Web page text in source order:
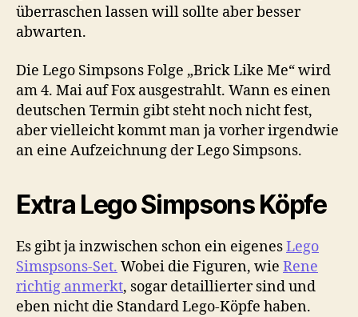
überraschen lassen will sollte aber besser
abwarten.
Die Lego Simpsons Folge „Brick Like Me“ wird
am 4. Mai auf Fox ausgestrahlt. Wann es einen
deutschen Termin gibt steht noch nicht fest,
aber vielleicht kommt man ja vorher irgendwie
an eine Aufzeichnung der Lego Simpsons.
Extra Lego Simpsons Köpfe
Es gibt ja inzwischen schon ein eigenesLego
Simspsons-Set. Wobei die Figuren, wie Rene
richtig anmerkt, sogar detaillierter sind und
eben nicht die Standard Lego-Köpfe haben.